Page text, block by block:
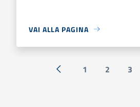
VAI ALLA PAGINA
« Precedente
1 2 3